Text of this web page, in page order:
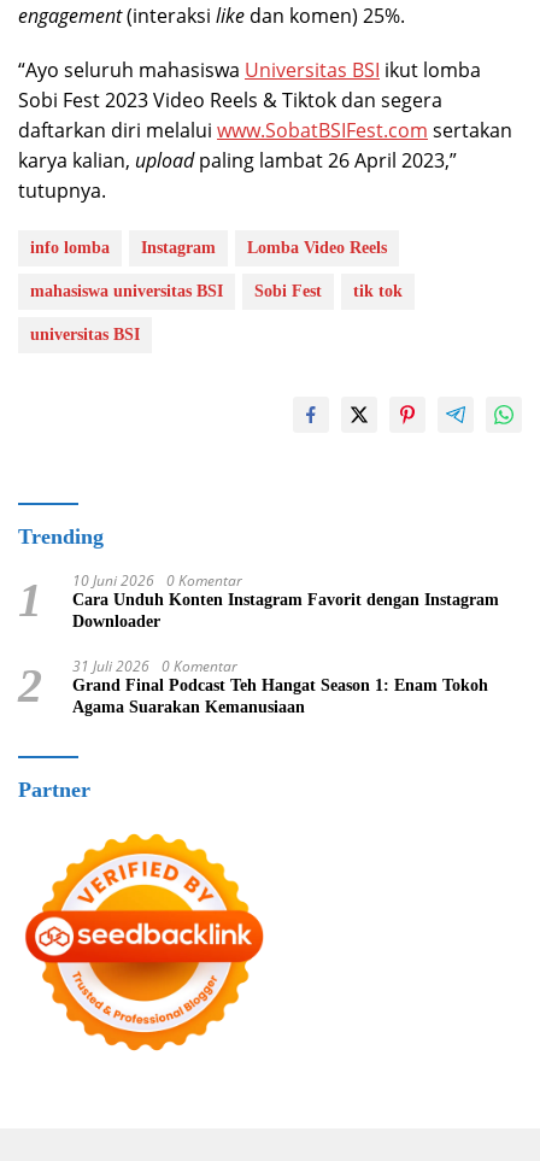
engagement(interaksi like dan komen) 25%.
“Ayo seluruh mahasiswa Universitas BSI ikut lomba
Sobi Fest 2023 Video Reels & Tiktok dan segera
daftarkan diri melalui www.SobatBSIFest.com sertakan
karya kalian, uploadpaling lambat 26 April 2023,”
tutupnya.
info lomba Instagram Lomba Video Reels
mahasiswa universitas BSI Sobi Fest tik tok
universitas BSI
Trending
1 10 Juni 2026 0 Komentar
Cara Unduh Konten Instagram Favorit dengan Instagram
Downloader
2 31 Juli 2026 0 Komentar
Grand Final Podcast Teh Hangat Season 1: Enam Tokoh
Agama Suarakan Kemanusiaan
Partner